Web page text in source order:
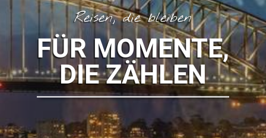
Reisen, die bleiben
FÜR MOMENTE,
DIE ZÄHLEN